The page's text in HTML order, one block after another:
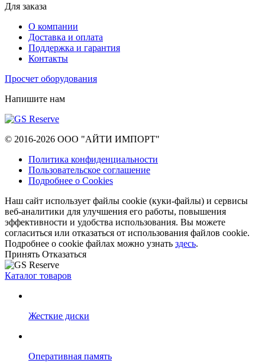
Для заказа
О компании
Доставка и оплата
Поддержка и гарантия
Контакты
Просчет оборудования
Напишите нам
© 2016-2026 ООО "АЙТИ ИМПОРТ"
Политика конфиденциальности
Пользовательское соглашение
Подробнее о Cookies
Наш сайт использует файлы cookie (куки-файлы) и сервисы
веб-аналитики для улучшения его работы, повышения
эффективности и удобства использования. Вы можете
согласиться или отказаться от использования файлов сookie.
Подробнее о cookie файлах можно узнать здесь.
Принять Отказаться
Каталог товаров
Жесткие диски
Оперативная память